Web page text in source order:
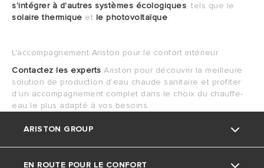
s'intégrer à d'autres systèmes écologiques, tels que le
solaire thermique et le photovoltaïque.
L'accompagnement Ariston pour le confort intérieur
Contactez les experts Ariston pour découvrir la meilleure
solution de production d'eau chaude sanitaire et profiter
d'un accompagnement complet dans le choix du chauffe-
eau le plus adapté à vos besoins.
ARISTON GROUP
EN ROUTE POUR LE CONFORT